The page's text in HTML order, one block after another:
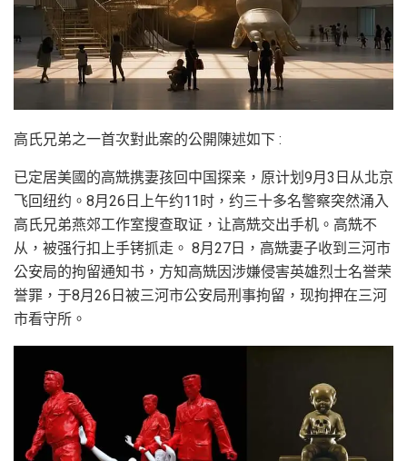
高氏兄弟之一首次對此案的公開陳述如下 :
已定居美國的高兟携妻孩回中国探亲，原计划9月3日从北京
飞回纽约。8月26日上午约11时，约三十多名警察突然涌入
高氏兄弟燕郊工作室搜查取证，让高兟交出手机。高兟不
从，被强行扣上手铐抓走。 8月27日，高兟妻子收到三河市
公安局的拘留通知书，方知高兟因涉嫌侵害英雄烈士名誉荣
誉罪，于8月26日被三河市公安局刑事拘留，现拘押在三河
市看守所。